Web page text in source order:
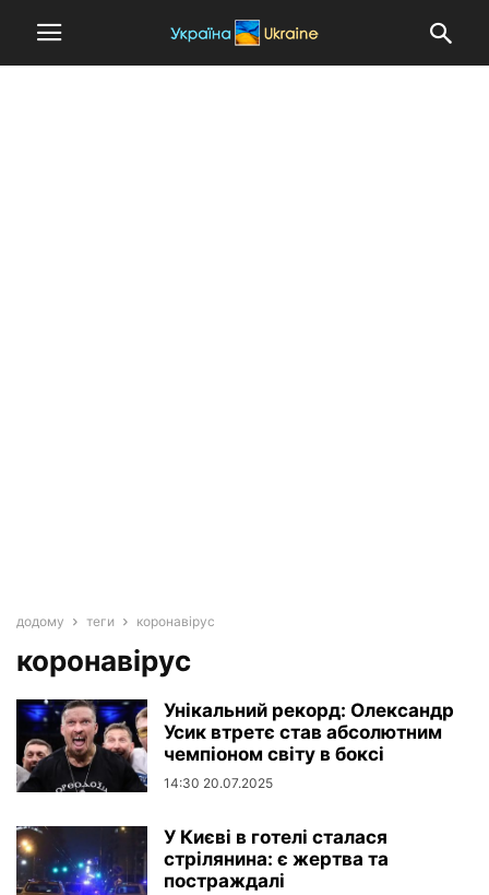
додому теги коронавірус
коронавірус
Унікальний рекорд: Олександр
Усик втретє став абсолютним
чемпіоном світу в боксі
14:30 20.07.2025
У Києві в готелі сталася
стрілянина: є жертва та
постраждалі